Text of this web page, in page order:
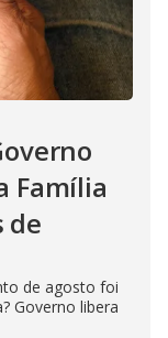
Família
de
de agosto foi
Governo libera